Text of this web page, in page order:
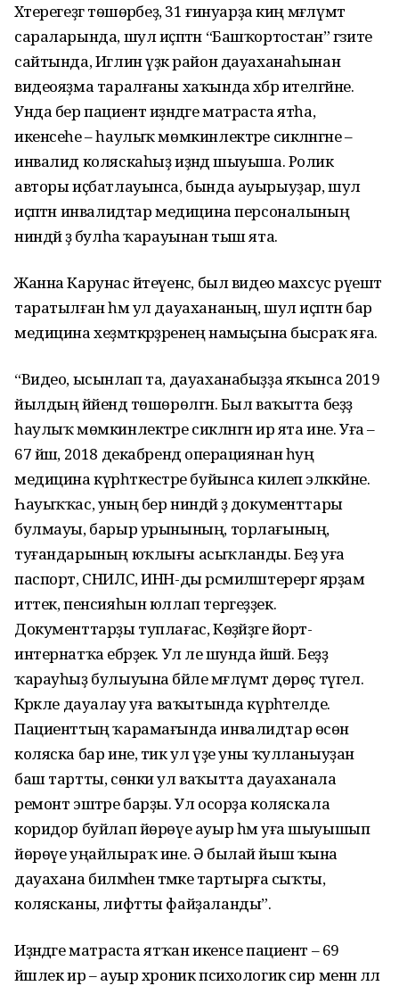
Хәтерегеҙгә төшөрәбеҙ, 31 ғинуарҙа киң мәғлүмәт
сараларында, шул иҫәптән “Башҡортостан” гәзите
сайтында, Иглин үҙәк район дауаханаһынан
видеояҙма таралғаны хаҡында хәбәр ителгәйне.
Унда бер пациент иҙәндәге матраста ятһа,
икенсеһе – һаулыҡ мөмкинлектәре сикләнгәне –
инвалид коляскаһыҙ иҙәндә шыуыша. Ролик
авторы иҫбатлауынса, бында ауырыуҙар, шул
иҫәптән инвалидтар медицина персоналының
ниндәй ҙә булһа ҡарауынан тыш ята.
Жанна Карунас әйтеүенсә, был видео махсус рәүештә
таратылған һәм ул дауахананың, шул иҫәптән бар
медицина хеҙмәткәрҙәренең намыҫына бысраҡ яға.
“Видео, ысынлап та, дауаханабыҙҙа яҡынса 2019
йылдың йәйендә төшөрөлгән. Был ваҡытта беҙҙә
һаулыҡ мөмкинлектәре сикләнгән ир ята ине. Уға –
67 йәш, 2018 декабрендә операциянан һуң
медицина күрһәткестәре буйынса килеп эләккәйне.
Һауыҡҡас, уның бер ниндәй ҙә документтары
булмауы, барыр урынының, торлағының,
туғандарының юҡлығы асыҡланды. Беҙ уға
паспорт, СНИЛС, ИНН-ды рәсмиләштерергә ярҙам
иттек, пенсияһын юллап тергеҙҙек.
Документтарҙы туплағас, Көҙәйҙәге йорт-
интернатҡа ебәрҙек. Ул әле шунда йәшәй. Беҙҙә
ҡарауһыҙ булыуына бәйле мәғлүмәт дөрөҫ түгел.
Кәрәкле дауалау уға ваҡытында күрһәтелде.
Пациенттың ҡарамағында инвалидтар өсөн
коляска бар ине, тик ул үҙе уны ҡулланыуҙан
баш тартты, сөнки ул ваҡытта дауаханала
ремонт эштәре барҙы. Ул осорҙа коляскала
коридор буйлап йөрөүе ауыр һәм уға шыуышып
йөрөүе уңайлыраҡ ине. Ә былай йыш ҡына
дауахана биләмәһенә тәмәке тартырға сыҡты,
колясканы, лифтты файҙаланды”.
Иҙәндәге матраста ятҡан икенсе пациент – 69
йәшлек ир – ауыр хроник психологик сир менән әллә